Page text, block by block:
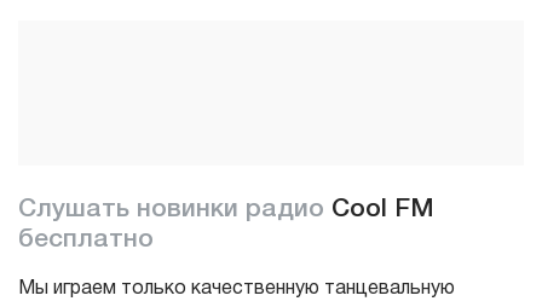
Слушать новинки радио Cool FM
бесплатно
Мы играем только качественную танцевальную